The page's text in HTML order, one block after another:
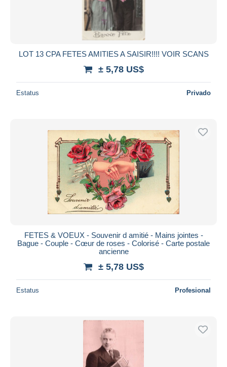
LOT 13 CPA FETES AMITIES A SAISIR!!!! VOIR SCANS
± 5,78 US$
Estatus Privado
FETES & VOEUX - Souvenir d amitié - Mains jointes -
Bague - Couple - Cœur de roses - Colorisé - Carte postale
ancienne
± 5,78 US$
Estatus Profesional